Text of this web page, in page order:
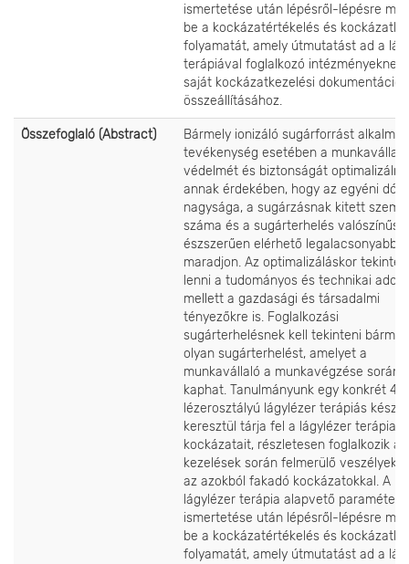
ismertetése után lépésről-lépésre
be a kockázatértékelés és
folyamatát, amely útmutatást ad a
terápiával foglalkozó intézményeknek
saját kockázatkezelési
összeállításához.
Összefoglaló (Abstract)
Bármely ionizáló sugárforrást
tevékenység esetében a
védelmét és biztonságát optimalizálni
annak érdekében, hogy az egyéni
nagysága, a sugárzásnak kitett
száma és a sugárterhelés
észszerűen elérhető legalacsonyabb
maradjon. Az optimalizáláskor
lenni a tudományos és technikai
mellett a gazdasági és társadalmi
tényezőkre is. Foglalkozási
sugárterhelésnek kell tekinteni
olyan sugárterhelést, amelyet a
munkavállaló a munkavégzése során
kaphat. Tanulmányunk egy konkrét 4.
lézerosztályú lágylézer terápiás
keresztül tárja fel a lágylézer terápia
kockázatait, részletesen foglalkozik a
kezelések során felmerülő
az azokból fakadó kockázatokkal. A
lágylézer terápia alapvető
ismertetése után lépésről-lépésre
be a kockázatértékelés és
folyamatát, amely útmutatást ad a